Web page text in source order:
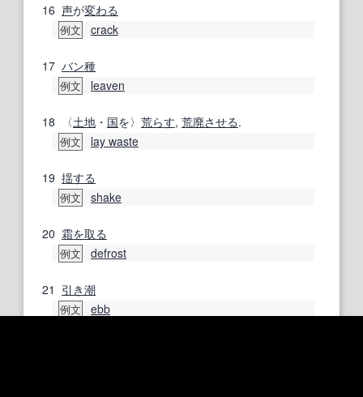
16 声が変わる
例文 crack
17 バン種
例文 leaven
18 〈土地 ・ 国を〉 荒らす, 荒廃させる.
例文 lay waste
19 揺する
例文 shake
20 霜を取る
例文 defrost
21 引き潮
例文 ebb